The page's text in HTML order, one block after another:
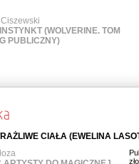
(WOLVERINE. TOM
PUBLICZNY)
CIAŁA (EWELINA